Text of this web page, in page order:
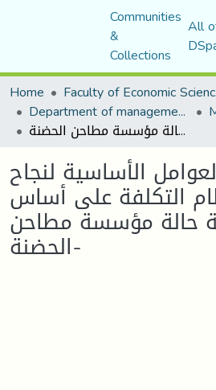
Communities
&
Collections
All
Home
Faculty
Department of management sciences
تقييم العوامل الأساسية لنجاح تطبيق نظام التكلفة على أساس النشاط - دراسة حالة مؤسسة مطاحن الحضنة-
الأساسية لنجاح
التكلفة على أساس
حالة مؤسسة مطاحن
الحضنة-